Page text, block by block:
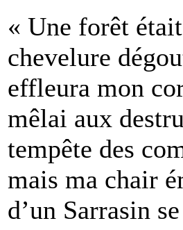
« Une forêt
chevelure
effleura mon
mêlai aux
tempête des
mais ma chair
d’un Sarrasin